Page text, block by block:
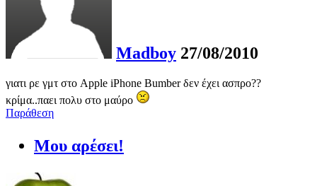
Madboy 27/08/2010
γιατι ρε γμτ στο Apple iPhone Bumber δεν έχει ασπρο??
κρίμα..παει πολυ στο μαύρο
Παράθεση
Μου αρέσει!